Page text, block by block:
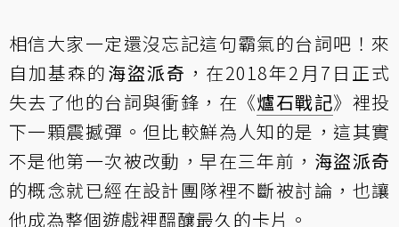
相信大家一定還沒忘記這句霸氣的台詞吧！來
自加基森的海盜派奇 ，在2018年2月7日正式
失去了他的台詞與衝鋒，在《爐石戰記》裡投
下一顆震撼彈。但比較鮮為人知的是，這其實
不是他第一次被改動，早在三年前， 海盜派奇
的概念就已經在設計團隊裡不斷被討論，也讓
他成為整個遊戲裡醞釀最久的卡片。